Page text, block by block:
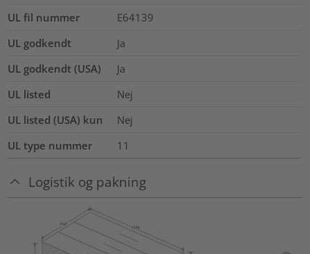
UL fil nummer
E64139
UL godkendt
Ja
UL godkendt (USA)
Ja
UL listed
Nej
UL listed (USA) kun
Nej
UL type nummer
11
Logistik og pakning